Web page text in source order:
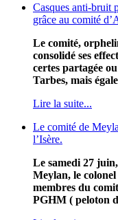
Casques anti-bruit
grâce au comité
Le comité,
consolidé ses
certes partagée
Tarbes, mais
Lire la suite...
Le comité de
l’Isère.
Le samedi 27
Meylan, le
membres du
PGHM ( peloton